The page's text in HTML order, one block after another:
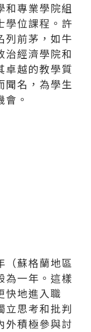
和專業學院組
學位課程。許
列前茅，如牛
治經濟學院和
卓越的教學質
聞名，為學生
。
（蘇格蘭地區
為一年。這樣
快地進入職
立思考和批判
外積極參與討